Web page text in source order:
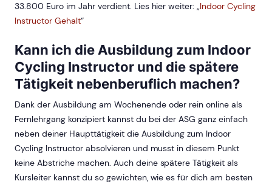
33.800 Euro im Jahr verdient. Lies hier weiter: „Indoor Cycling
Instructor Gehalt“
Kann ich die Ausbildung zum Indoor
Cycling Instructor und die spätere
Tätigkeit nebenberuflich machen?
Dank der Ausbildung am Wochenende oder rein online als
Fernlehrgang konzipiert kannst du bei der ASG ganz einfach
neben deiner Haupttätigkeit die Ausbildung zum Indoor
Cycling Instructor absolvieren und musst in diesem Punkt
keine Abstriche machen. Auch deine spätere Tätigkeit als
Kursleiter kannst du so gewichten, wie es für dich am besten